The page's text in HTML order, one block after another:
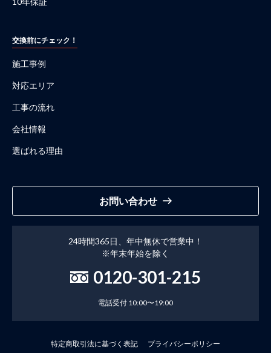
交換前にチェック！
施工事例
対応エリア
工事の流れ
会社情報
選ばれる理由
お問い合わせ
24時間365日、年中無休で営業中！
※年末年始を除く
0120-301-215
電話受付 10:00〜19:00
特定商取引法に基づく表記 プライバシーポリシー